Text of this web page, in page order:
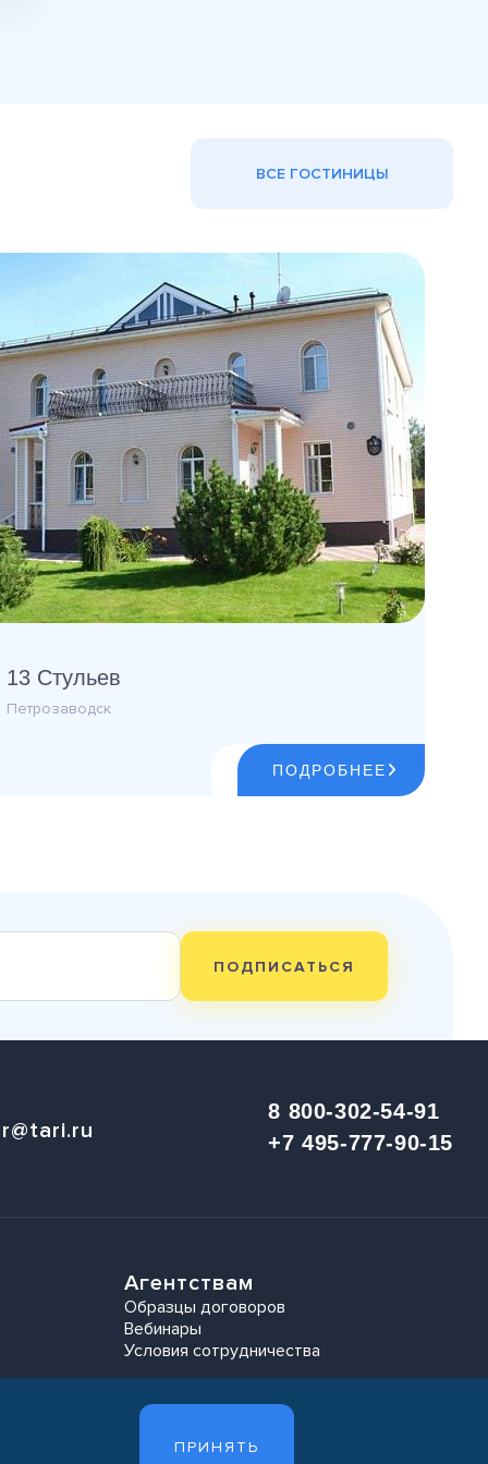
ВСЕ ГОСТИНИЦЫ
13 Стульев
Петрозаводск
ПОДРОБНЕЕ
ПОДПИСАТЬСЯ
8 800-302-54-91
+7 495-777-90-15
Агентствам
Образцы договоров
Вебинары
Условия сотрудничества
ПРИНЯТЬ